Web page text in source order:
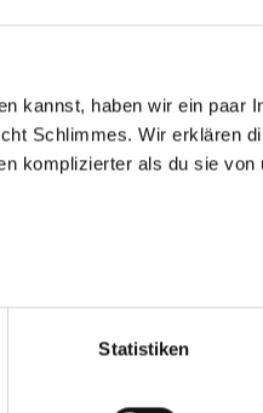
kannst, haben wir ein paar
Schlimmes. Wir erklären
komplizierter als du sie
(„Notwendig“), um
die Zugriffe auf unsere
Website an unsere
Statistiken
Krippen & Kindergärten